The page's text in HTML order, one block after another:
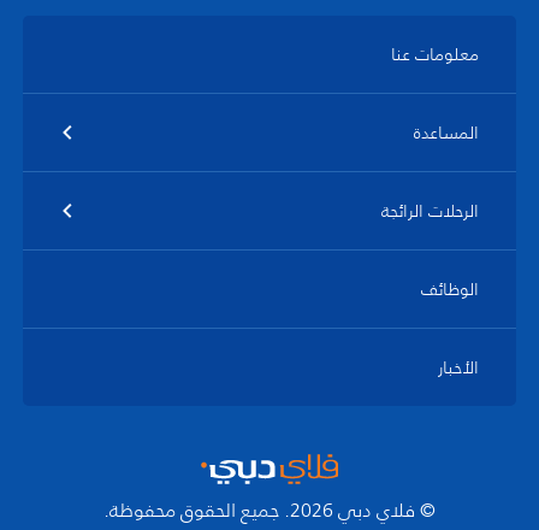
معلومات عنا
المساعدة
الرحلات الرائجة
الوظائف
الأخبار
© فلاي دبي 2026. جميع الحقوق محفوظة.